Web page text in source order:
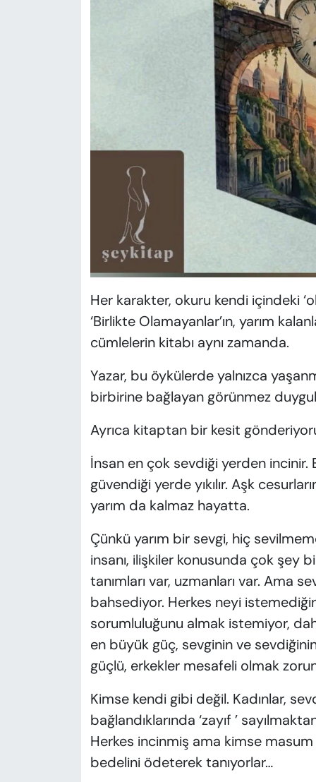
Her karakter, okuru kendi içindeki
‘Birlikte Olamayanlar’ın, yarım
cümlelerin kitabı aynı zamanda.
Yazar, bu öykülerde yalnızca
birbirine bağlayan görünmez
Ayrıca kitaptan bir kesit
İnsan en çok sevdiği yerden incinir.
güvendiği yerde yıkılır. Aşk
yarım da kalmaz hayatta.
Çünkü yarım bir sevgi, hiç
insanı, ilişkiler konusunda çok şey
tanımları var, uzmanları var. Ama
bahsediyor. Herkes neyi
sorumluluğunu almak istemiyor,
en büyük güç, sevginin ve
güçlü, erkekler mesafeli olmak
Kimse kendi gibi değil. Kadınlar,
bağlandıklarında ‘zayıf ’
Herkes incinmiş ama kimse masum
bedelini ödeterek tanıyorlar…